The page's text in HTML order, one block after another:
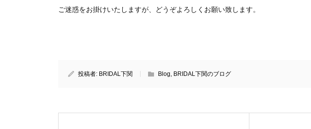
ご迷惑をお掛けいたしますが、どうぞよろしくお願い致します。
投稿者: BRIDAL下関 Blog BRIDAL下関のブログ